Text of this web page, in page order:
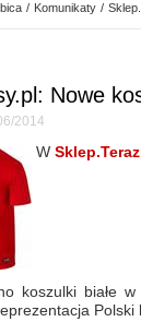
/ Komunikaty /
Nowe
2014
W
koszulki białe